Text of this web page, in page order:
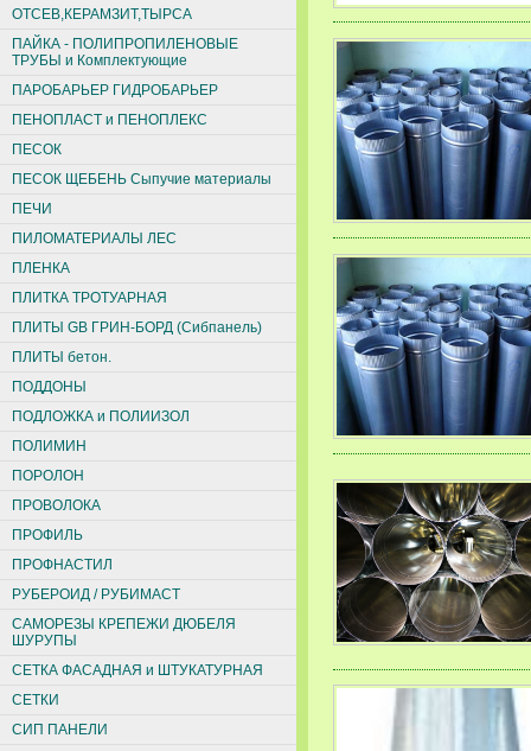
ОТСЕВ,КЕРАМЗИТ,ТЫРСА
ПАЙКА - ПОЛИПРОПИЛЕНОВЫЕ
ТРУБЫ и Комплектующие
ПАРОБАРЬЕР ГИДРОБАРЬЕР
ПЕНОПЛАСТ и ПЕНОПЛЕКС
ПЕСОК
ПЕСОК ЩЕБЕНЬ Сыпучие материалы
ПЕЧИ
ПИЛОМАТЕРИАЛЫ ЛЕС
ПЛЕНКА
ПЛИТКА ТРОТУАРНАЯ
ПЛИТЫ GB ГРИН-БОРД (Сибпанель)
ПЛИТЫ бетон.
ПОДДОНЫ
ПОДЛОЖКА и ПОЛИИЗОЛ
ПОЛИМИН
ПОРОЛОН
ПРОВОЛОКА
ПРОФИЛЬ
ПРОФНАСТИЛ
РУБЕРОИД / РУБИМАСТ
САМОРЕЗЫ КРЕПЕЖИ ДЮБЕЛЯ
ШУРУПЫ
СЕТКА ФАСАДНАЯ и ШТУКАТУРНАЯ
СЕТКИ
СИП ПАНЕЛИ